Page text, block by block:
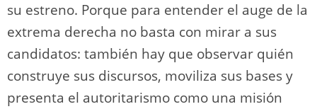
su estreno. Porque para entender el auge de la
extrema derecha no basta con mirar a sus
candidatos: también hay que observar quién
construye sus discursos, moviliza sus bases y
presenta el autoritarismo como una misión